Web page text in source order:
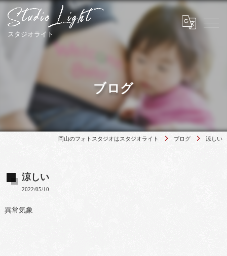
ブログ
岡山のフォトスタジオはスタジオライト ブログ 涼しい
涼しい
2022/05/10
異常気象